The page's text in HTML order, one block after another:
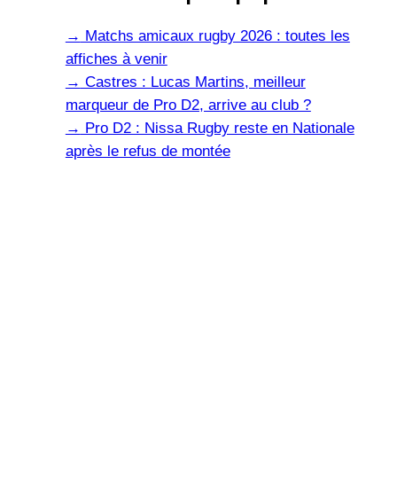
→ Matchs amicaux rugby 2026 : toutes les
affiches à venir
→ Castres : Lucas Martins, meilleur
marqueur de Pro D2, arrive au club ?
→ Pro D2 : Nissa Rugby reste en Nationale
après le refus de montée